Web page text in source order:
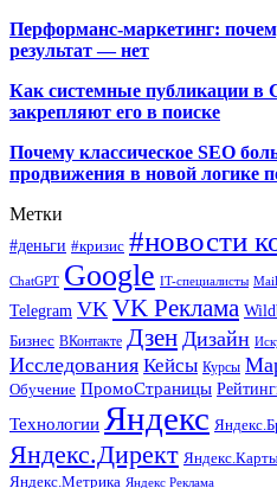
Перформанс-маркетинг:
результат — нет
Как системные публикации
закрепляют его в поиске
Почему классическое SEO
продвижения в новой логике
Метки
#деньги #кризис #новости
ChatGPT Google IT-специалисты
Telegram VK VK Реклама
Бизнес ВКонтакте Дзен Дизайн
Исследования Кейсы Курсы
Обучение ПромоСтраницы
Технологии Яндекс
Яндекс.Директ
Яндекс.Метрика Яндекс Реклама